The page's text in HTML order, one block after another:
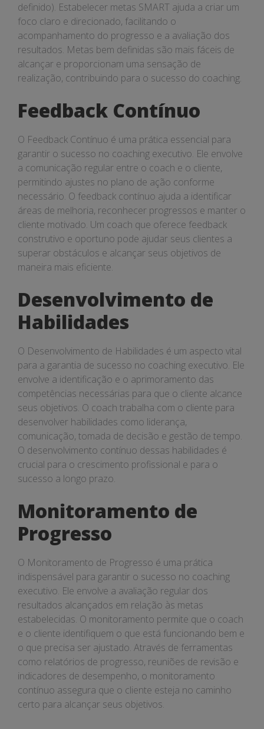
definido). Estabelecer metas SMART ajuda a criar um
foco claro e direcionado, facilitando o
acompanhamento do progresso e a avaliação dos
resultados. Metas bem definidas são mais fáceis de
alcançar e proporcionam uma sensação de
realização, contribuindo para o sucesso do coaching.
Feedback Contínuo
O Feedback Contínuo é uma prática essencial para
garantir o sucesso no coaching executivo. Ele envolve
a comunicação regular entre o coach e o cliente,
permitindo ajustes no plano de ação conforme
necessário. O feedback contínuo ajuda a identificar
áreas de melhoria, reconhecer progressos e manter o
cliente motivado. Um coach que oferece feedback
construtivo e oportuno pode ajudar seus clientes a
superar obstáculos e alcançar seus objetivos de
maneira mais eficiente.
Desenvolvimento de
Habilidades
O Desenvolvimento de Habilidades é um aspecto vital
para a garantia de sucesso no coaching executivo. Ele
envolve a identificação e o aprimoramento das
competências necessárias para que o cliente alcance
seus objetivos. O coach trabalha com o cliente para
desenvolver habilidades como liderança,
comunicação, tomada de decisão e gestão de tempo.
O desenvolvimento contínuo dessas habilidades é
crucial para o crescimento profissional e para o
sucesso a longo prazo.
Monitoramento de
Progresso
O Monitoramento de Progresso é uma prática
indispensável para garantir o sucesso no coaching
executivo. Ele envolve a avaliação regular dos
resultados alcançados em relação às metas
estabelecidas. O monitoramento permite que o coach
e o cliente identifiquem o que está funcionando bem e
o que precisa ser ajustado. Através de ferramentas
como relatórios de progresso, reuniões de revisão e
indicadores de desempenho, o monitoramento
contínuo assegura que o cliente esteja no caminho
certo para alcançar seus objetivos.